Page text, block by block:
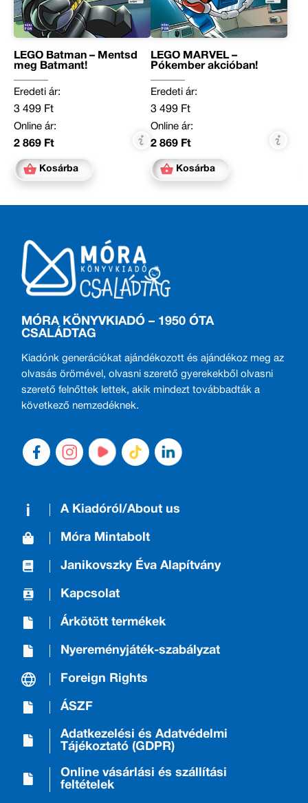
LEGO Batman – Mentsd
meg Batmant!
Eredeti ár:
3 499 Ft
Online ár:
2 869 Ft
Kosárba
LEGO MARVEL –
Pókember akcióban!
Eredeti ár:
3 499 Ft
Online ár:
2 869 Ft
Kosárba
MÓRA KÖNYVKIADÓ – 1950 ÓTA
CSALÁDTAG
Kiadónk generációkat ajándékozott és ajándékoz meg az
olvasás örömével, olvasni szerető gyerekekből olvasni
szerető felnőttek lettek, akik mindezt továbbadták a
következő nemzedéknek.
A Kiadóról/About us
Móra Mintabolt
Janikovszky Éva Alapítvány
Kapcsolat
Árkötött termékek
Nyereményjáték-szabályzat
Foreign Rights
ÁSZF
Adatkezelési és Adatvédelmi
Tájékoztató (GDPR)
Online vásárlási és szállítási
feltételek